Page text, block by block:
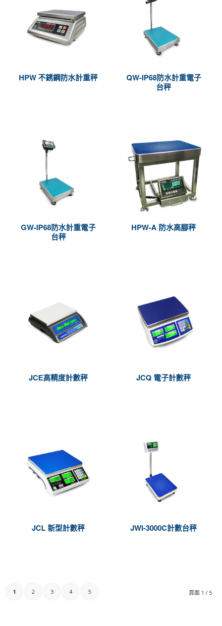
HPW 不銹鋼防水計重秤
QW-IP68防水計重電子
台秤
GW-IP68防水計重電子
台秤
HPW-A 防水高腳秤
JCE高精度計數秤 JCQ 電子計數秤
JCL 新型計數秤 JWI-3000C計數台秤
頁面 1 / 5
1 2 3 4 5